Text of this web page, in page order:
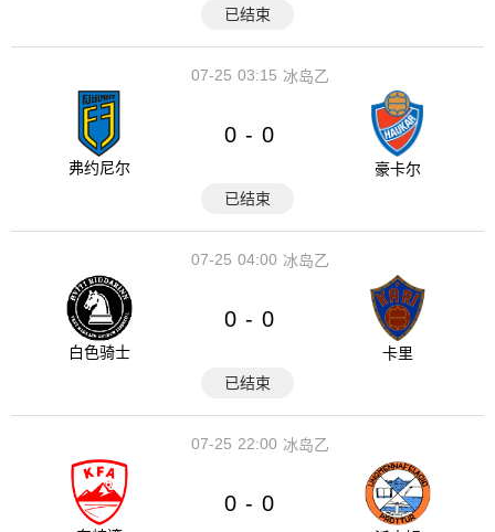
已结束
03:15
07-25 冰岛乙
弗约尼尔
0 - 0
豪卡尔
已结束
04:00
07-25 冰岛乙
白色骑士
0 - 0
卡里
已结束
22:00
07-25 冰岛乙
0 - 0